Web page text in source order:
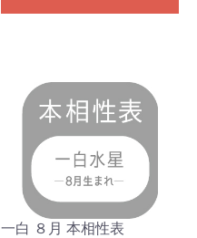
一白 ８月 本相性表